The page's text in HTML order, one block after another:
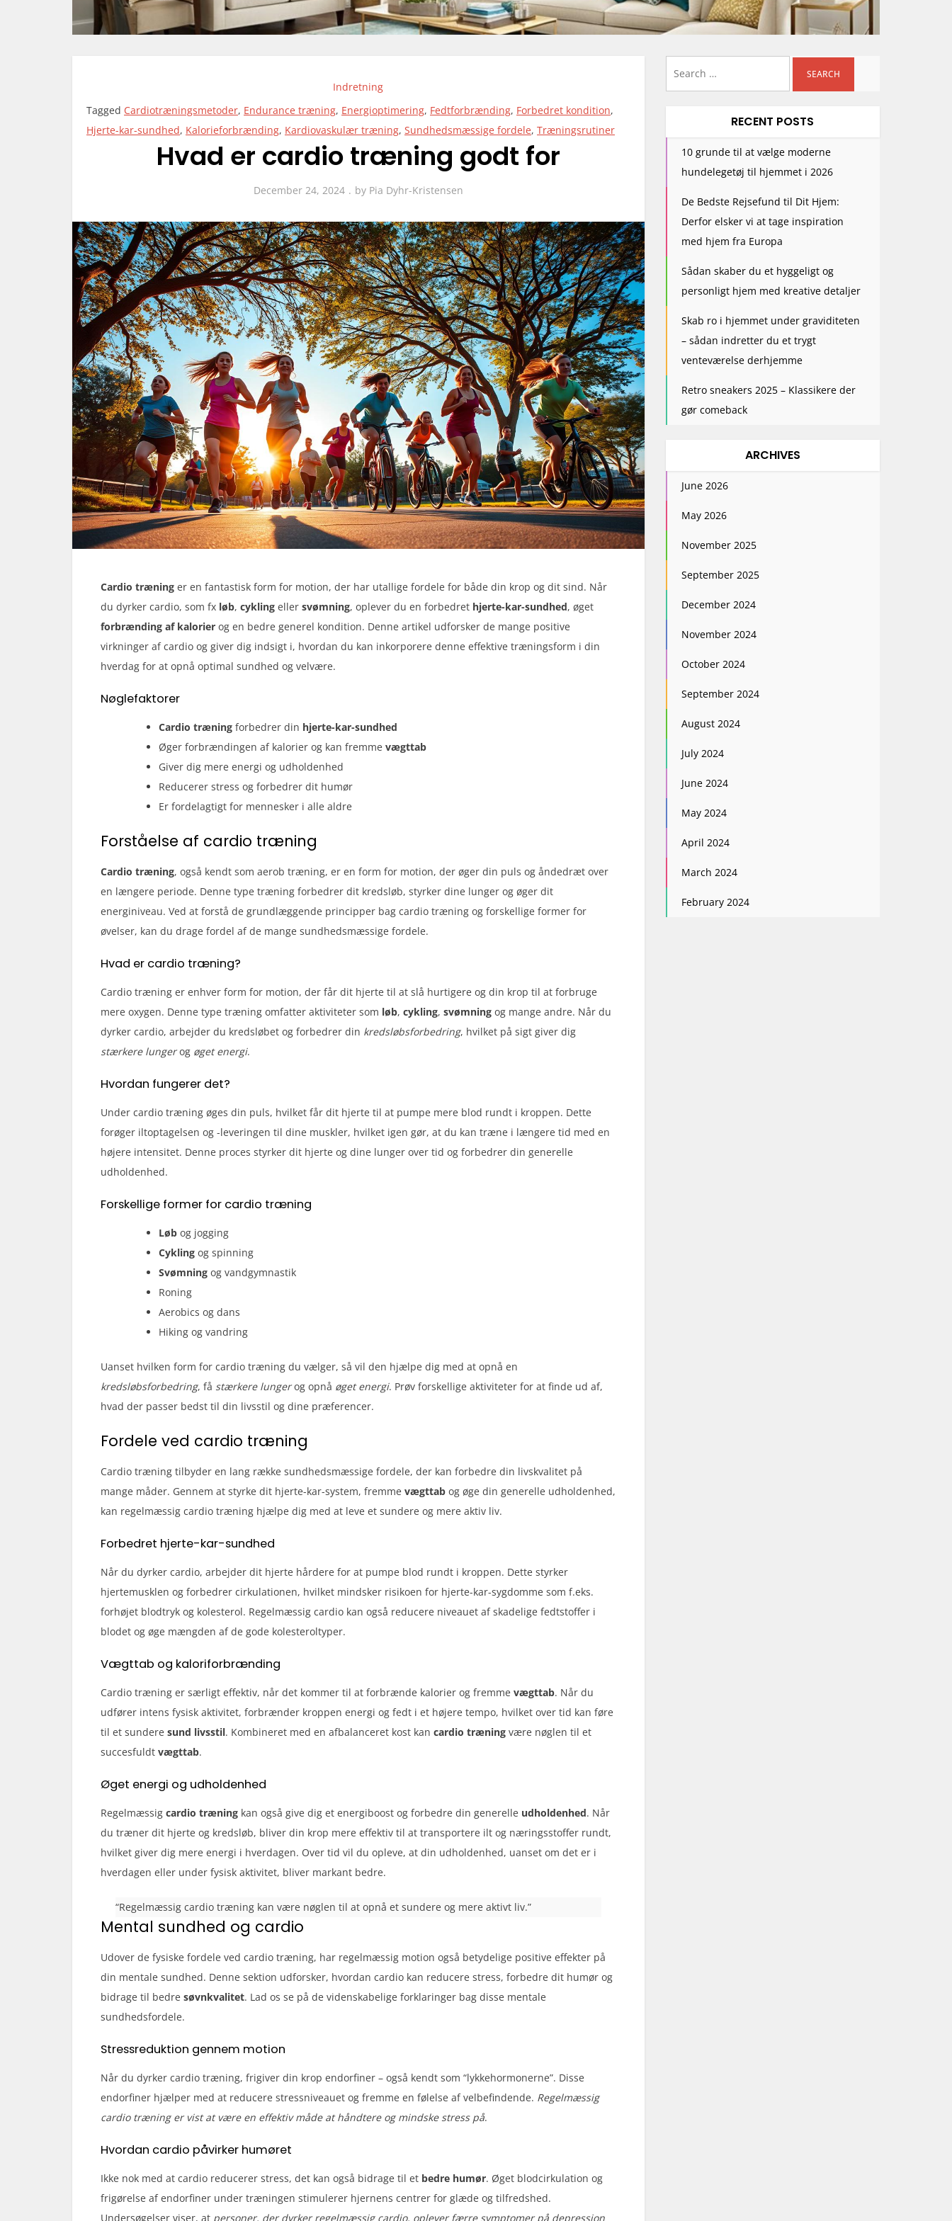
Indretning
Tagged Cardiotræningsmetoder, Endurance træning, Energioptimering, Fedtforbrænding, Forbedret kondition,
Hjerte-kar-sundhed, Kalorieforbrænding, Kardiovaskulær træning, Sundhedsmæssige fordele, Træningsrutiner
Hvad er cardio træning godt for
December 24, 2024 by Pia Dyhr-Kristensen
Cardio træning er en fantastisk form for motion, der har utallige fordele for både din krop og dit sind. Når
du dyrker cardio, som fx løb, cykling eller svømning, oplever du en forbedret hjerte-kar-sundhed, øget
forbrænding af kalorier og en bedre generel kondition. Denne artikel udforsker de mange positive
virkninger af cardio og giver dig indsigt i, hvordan du kan inkorporere denne effektive træningsform i din
hverdag for at opnå optimal sundhed og velvære.
Nøglefaktorer
Cardio træning forbedrer din hjerte-kar-sundhed
Øger forbrændingen af kalorier og kan fremme vægttab
Giver dig mere energi og udholdenhed
Reducerer stress og forbedrer dit humør
Er fordelagtigt for mennesker i alle aldre
Forståelse af cardio træning
Cardio træning, også kendt som aerob træning, er en form for motion, der øger din puls og åndedræt over
en længere periode. Denne type træning forbedrer dit kredsløb, styrker dine lunger og øger dit
energiniveau. Ved at forstå de grundlæggende principper bag cardio træning og forskellige former for
øvelser, kan du drage fordel af de mange sundhedsmæssige fordele.
Hvad er cardio træning?
Cardio træning er enhver form for motion, der får dit hjerte til at slå hurtigere og din krop til at forbruge
mere oxygen. Denne type træning omfatter aktiviteter som løb, cykling, svømning og mange andre. Når du
dyrker cardio, arbejder du kredsløbet og forbedrer din kredsløbsforbedring, hvilket på sigt giver dig
stærkere lungerog øget energi.
Hvordan fungerer det?
Under cardio træning øges din puls, hvilket får dit hjerte til at pumpe mere blod rundt i kroppen. Dette
forøger iltoptagelsen og -leveringen til dine muskler, hvilket igen gør, at du kan træne i længere tid med en
højere intensitet. Denne proces styrker dit hjerte og dine lunger over tid og forbedrer din generelle
udholdenhed.
Forskellige former for cardio træning
Løb og jogging
Cykling og spinning
Svømning og vandgymnastik
Roning
Aerobics og dans
Hiking og vandring
Uanset hvilken form for cardio træning du vælger, så vil den hjælpe dig med at opnå en
kredsløbsforbedring, få stærkere lungerog opnå øget energi. Prøv forskellige aktiviteter for at finde ud af,
hvad der passer bedst til din livsstil og dine præferencer.
Fordele ved cardio træning
Cardio træning tilbyder en lang række sundhedsmæssige fordele, der kan forbedre din livskvalitet på
mange måder. Gennem at styrke dit hjerte-kar-system, fremme vægttab og øge din generelle udholdenhed,
kan regelmæssig cardio træning hjælpe dig med at leve et sundere og mere aktiv liv.
Forbedret hjerte-kar-sundhed
Når du dyrker cardio, arbejder dit hjerte hårdere for at pumpe blod rundt i kroppen. Dette styrker
hjertemusklen og forbedrer cirkulationen, hvilket mindsker risikoen for hjerte-kar-sygdomme som f.eks.
forhøjet blodtryk og kolesterol. Regelmæssig cardio kan også reducere niveauet af skadelige fedtstoffer i
blodet og øge mængden af de gode kolesteroltyper.
Vægttab og kaloriforbrænding
Cardio træning er særligt effektiv, når det kommer til at forbrænde kalorier og fremme vægttab. Når du
udfører intens fysisk aktivitet, forbrænder kroppen energi og fedt i et højere tempo, hvilket over tid kan føre
til et sundere sund livsstil. Kombineret med en afbalanceret kost kan cardio træning være nøglen til et
succesfuldt vægttab.
Øget energi og udholdenhed
Regelmæssig cardio træning kan også give dig et energiboost og forbedre din generelle udholdenhed. Når
du træner dit hjerte og kredsløb, bliver din krop mere effektiv til at transportere ilt og næringsstoffer rundt,
hvilket giver dig mere energi i hverdagen. Over tid vil du opleve, at din udholdenhed, uanset om det er i
hverdagen eller under fysisk aktivitet, bliver markant bedre.
“Regelmæssig cardio træning kan være nøglen til at opnå et sundere og mere aktivt liv.”
Mental sundhed og cardio
Udover de fysiske fordele ved cardio træning, har regelmæssig motion også betydelige positive effekter på
din mentale sundhed. Denne sektion udforsker, hvordan cardio kan reducere stress, forbedre dit humør og
bidrage til bedre søvnkvalitet. Lad os se på de videnskabelige forklaringer bag disse mentale
sundhedsfordele.
Stressreduktion gennem motion
Når du dyrker cardio træning, frigiver din krop endorfiner – også kendt som “lykkehormonerne”. Disse
endorfiner hjælper med at reducere stressniveauet og fremme en følelse af velbefindende. Regelmæssig
cardio træning er vist at være en effektiv måde at håndtere og mindske stress på.
Hvordan cardio påvirker humøret
Ikke nok med at cardio reducerer stress, det kan også bidrage til et bedre humør. Øget blodcirkulation og
frigørelse af endorfiner under træningen stimulerer hjernens centrer for glæde og tilfredshed.
Undersøgelser viser, at personer, der dyrker regelmæssig cardio, oplever færre symptomer på depression
RECENT POSTS
10 grunde til at vælge moderne
hundelegetøj til hjemmet i 2026
De Bedste Rejsefund til Dit Hjem:
Derfor elsker vi at tage inspiration
med hjem fra Europa
Sådan skaber du et hyggeligt og
personligt hjem med kreative detaljer
Skab ro i hjemmet under graviditeten
– sådan indretter du et trygt
venteværelse derhjemme
Retro sneakers 2025 – Klassikere der
gør comeback
ARCHIVES
June 2026
May 2026
November 2025
September 2025
December 2024
November 2024
October 2024
September 2024
August 2024
July 2024
June 2024
May 2024
April 2024
March 2024
February 2024